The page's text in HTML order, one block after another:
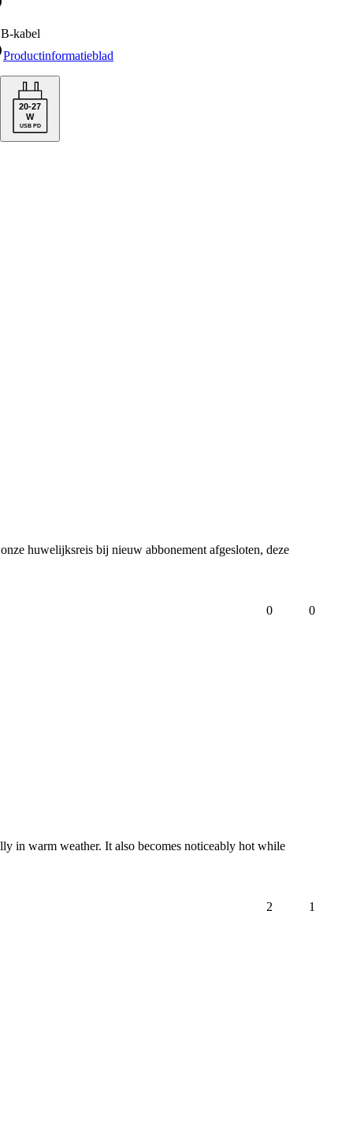
kabel
Productinformatieblad
20-27
W
USB PD
huwelijksreis bij nieuw abbonement afgesloten, deze
0 0
in warm weather. It also becomes noticeably hot while
2 1